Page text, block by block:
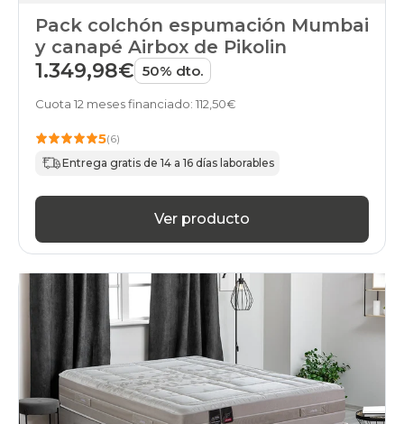
Pack colchón espumación Mumbai
y canapé Airbox de Pikolin
1.349,98€ 50% dto.
Cuota 12 meses financiado: 112,50€
5(6)
Entrega gratis de 14 a 16 días laborables
Ver producto